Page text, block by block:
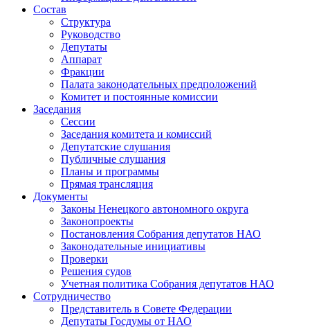
Состав
Структура
Руководство
Депутаты
Аппарат
Фракции
Палата законодательных предположений
Комитет и постоянные комиссии
Заседания
Сессии
Заседания комитета и комиссий
Депутатские слушания
Публичные слушания
Планы и программы
Прямая трансляция
Документы
Законы Ненецкого автономного округа
Законопроекты
Постановления Собрания депутатов НАО
Законодательные инициативы
Проверки
Решения судов
Учетная политика Собрания депутатов НАО
Сотрудничество
Представитель в Совете Федерации
Депутаты Госдумы от НАО